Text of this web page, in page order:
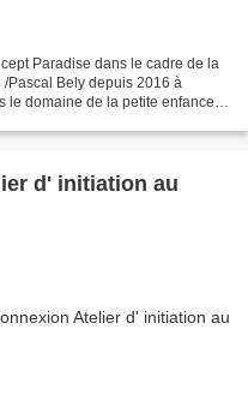
Paradise dans le cadre de la
Pascal Bely depuis 2016 à
le domaine de la petite enfance.
d' initiation au